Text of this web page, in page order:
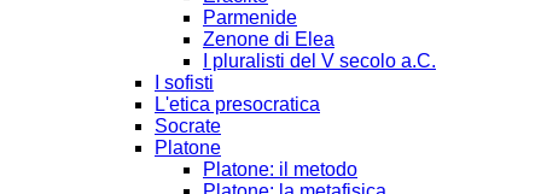
Parmenide
Zenone di Elea
I pluralisti del V secolo a.C.
I sofisti
L'etica presocratica
Socrate
Platone
Platone: il metodo